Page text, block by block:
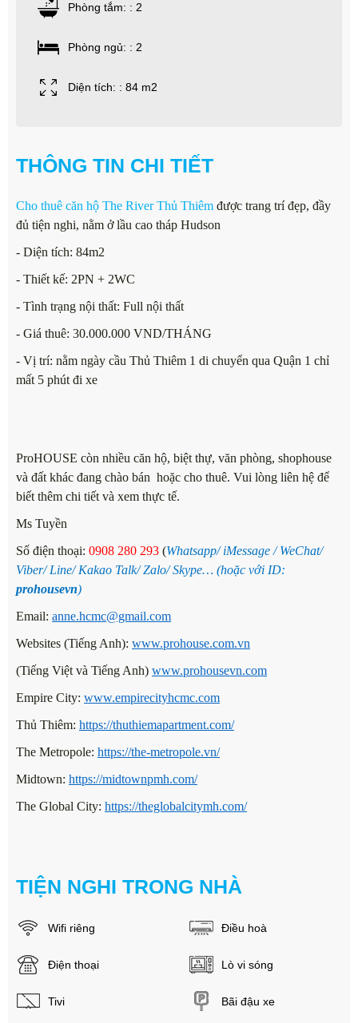
Phòng tắm: : 2
Phòng ngủ: : 2
Diện tích: : 84 m2
THÔNG TIN CHI TIẾT
Cho thuê căn hộ The River Thủ Thiêm được trang trí đẹp, đầy
đủ tiện nghi, nằm ở lầu cao tháp Hudson
- Diện tích: 84m2
- Thiết kế: 2PN + 2WC
- Tình trạng nội thất: Full nội thất
- Giá thuê: 30.000.000 VND/THÁNG
- Vị trí: nằm ngày cầu Thủ Thiêm 1 di chuyển qua Quận 1 chỉ
mất 5 phút đi xe
ProHOUSE còn nhiều căn hộ, biệt thự, văn phòng, shophouse
và đất khác đang chào bán hoặc cho thuê. Vui lòng liên hệ để
biết thêm chi tiết và xem thực tế.
Ms Tuyền
Số điện thoại: 0908 280 293 (Whatsapp/ iMessage / WeChat/
Viber/ Line/ Kakao Talk/ Zalo/ Skype… (hoặc với ID:
prohousevn)
Email: anne.hcmc@gmail.com
Websites (Tiếng Anh): www.prohouse.com.vn
(Tiếng Việt và Tiếng Anh) www.prohousevn.com
Empire City: www.empirecityhcmc.com
Thủ Thiêm: https://thuthiemapartment.com/
The Metropole: https://the-metropole.vn/
Midtown: https://midtownpmh.com/
The Global City: https://theglobalcitymh.com/
TIỆN NGHI TRONG NHÀ
Wifi riêng Điều hoà
Điện thoại Lò vi sóng
Tivi Bãi đậu xe